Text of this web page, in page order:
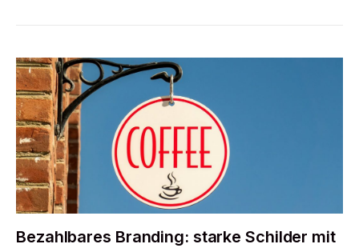
Bezahlbares Branding: starke Schilder mit